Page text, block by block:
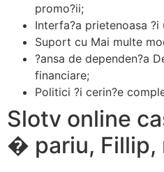
promo?ii;
Interfa?a prietenoasa
Suport cu Mai multe
?ansa de dependen?a
financiare;
Politici ?i cerin?e
Slotv online
� pariu, Fillip,